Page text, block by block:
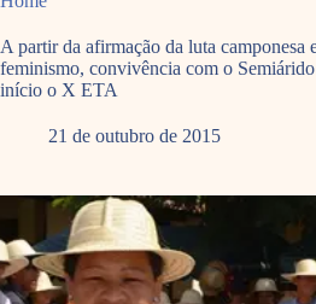
A partir da afirmação da luta camponesa
feminismo, convivência com o
início o X ETA
21 de outubro de 2015